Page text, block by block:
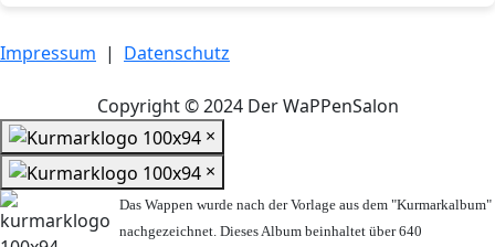
Impressum | Datenschutz
Copyright © 2024 Der WaPPenSalon
×
×
Das Wappen wurde nach der Vorlage aus dem "Kurmarkalbum"
nachgezeichnet. Dieses Album beinhaltet über 640